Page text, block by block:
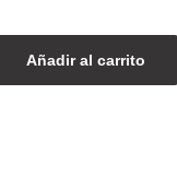
Añadir al carrito